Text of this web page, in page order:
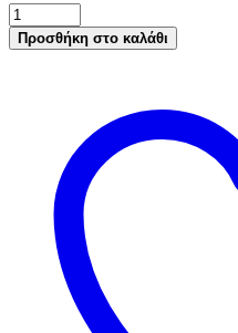
Κομφετί
"Hello
World"
ποσότητα
Προσθήκη στο καλάθι